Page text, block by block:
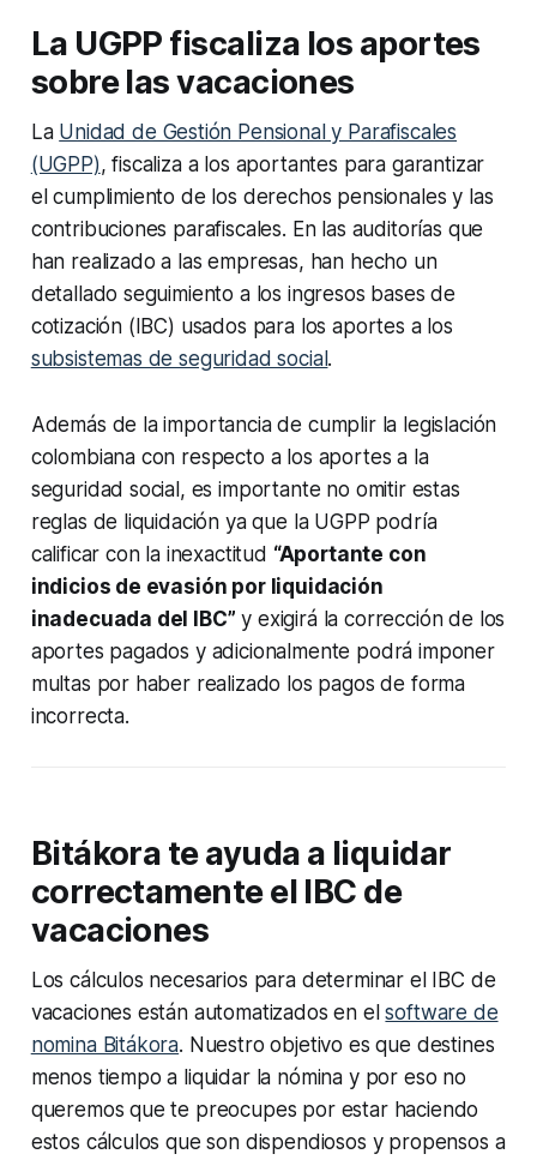
La UGPP fiscaliza los aportes
sobre las vacaciones
La Unidad de Gestión Pensional y Parafiscales
(UGPP), fiscaliza a los aportantes para garantizar
el cumplimiento de los derechos pensionales y las
contribuciones parafiscales. En las auditorías que
han realizado a las empresas, han hecho un
detallado seguimiento a los ingresos bases de
cotización (IBC) usados para los aportes a los
subsistemas de seguridad social.
Además de la importancia de cumplir la legislación
colombiana con respecto a los aportes a la
seguridad social, es importante no omitir estas
reglas de liquidación ya que la UGPP podría
calificar con la inexactitud “Aportante con
indicios de evasión por liquidación
inadecuada del IBC” y exigirá la corrección de los
aportes pagados y adicionalmente podrá imponer
multas por haber realizado los pagos de forma
incorrecta.
Bitákora te ayuda a liquidar
correctamente el IBC de
vacaciones
Los cálculos necesarios para determinar el IBC de
vacaciones están automatizados en elsoftware de
nomina Bitákora. Nuestro objetivo es que destines
menos tiempo a liquidar la nómina y por eso no
queremos que te preocupes por estar haciendo
estos cálculos que son dispendiosos y propensos a